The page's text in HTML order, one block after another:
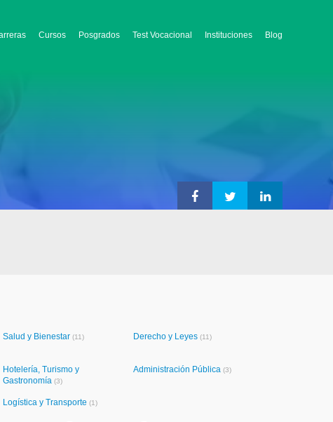
Cursos Posgrados Test Vocacional Instituciones Blog
Salud y Bienestar (11) Derecho y Leyes (11)
Hotelería, Turismo y
Gastronomía (3)
Administración Pública (3)
Logística y Transporte (1)